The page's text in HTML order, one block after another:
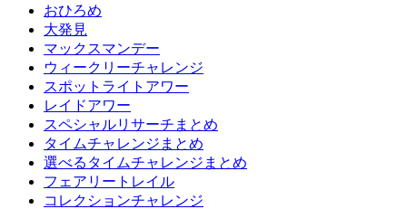
おひろめ
大発見
マックスマンデー
ウィークリーチャレンジ
スポットライトアワー
レイドアワー
スペシャルリサーチまとめ
タイムチャレンジまとめ
選べるタイムチャレンジまとめ
フェアリートレイル
コレクションチャレンジ